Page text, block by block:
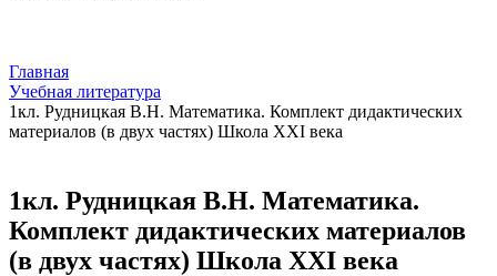
Главная
Учебная литература
1кл. Рудницкая В.Н. Математика. Комплект дидактических
материалов (в двух частях) Школа XXI века
1кл. Рудницкая В.Н. Математика.
Комплект дидактических материалов
(в двух частях) Школа XXI века